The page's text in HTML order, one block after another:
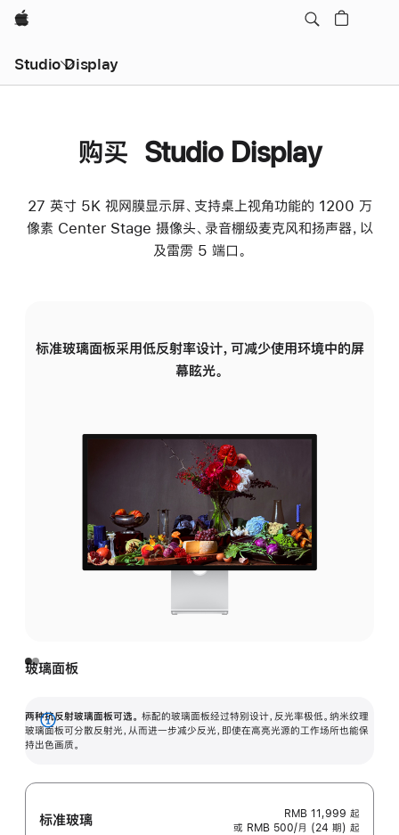
Apple
Studio Display
购买 Studio Display
27 英寸 5K 视网膜显示屏、支持桌上视角功能的 1200 万
像素 Center Stage 摄像头、录音棚级麦克风和扬声器，以
及雷雳 5 端口。
标准玻璃面板采用低反射率设计，可减少使用环境中的屏
幕眩光。
玻璃面板
两种抗反射玻璃面板可选。 标配的玻璃面板经过特别设计，反光率极低。纳米纹理
玻璃面板可分散反射光，从而进一步减少反光，即使在高亮光源的工作场所也能保
持出色画质。
展
开
标准玻璃 RMB 11,999 起
或 RMB 500/月 (24 期) 起